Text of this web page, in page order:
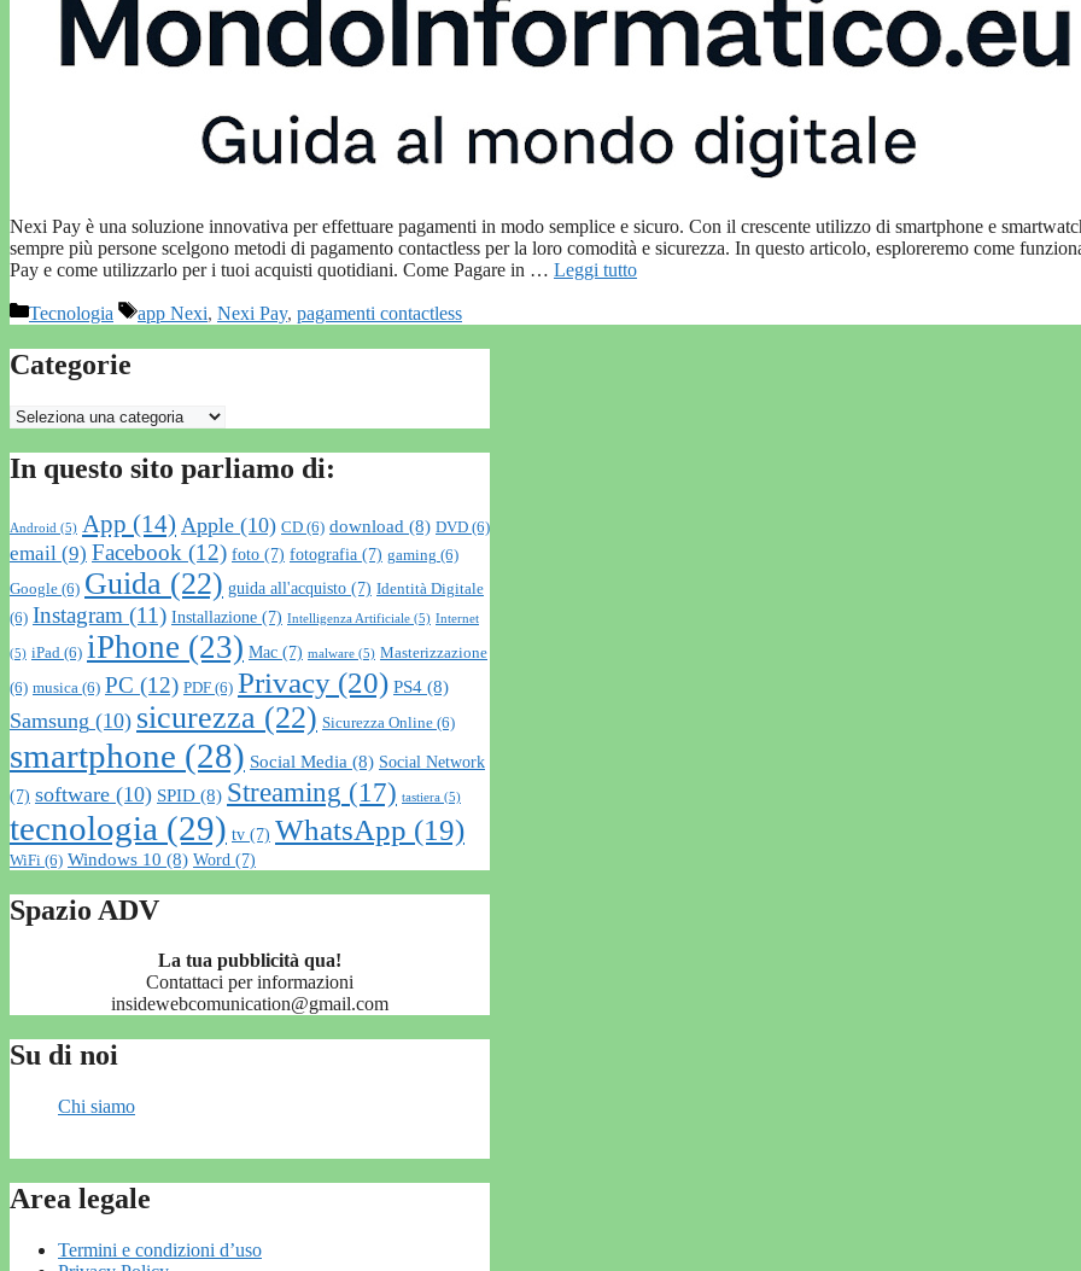
Nexi Pay è una soluzione innovativa per effettuare pagamenti in modo semplice e sicuro. Con il crescente utilizzo di smartphone e
sempre più persone scelgono metodi di pagamento contactless per la loro comodità e sicurezza. In questo articolo, esploreremo come
Pay e come utilizzarlo per i tuoi acquisti quotidiani. Come Pagare in … Leggi tutto
Categorie
Tecnologia Tag
app Nexi, Nexi Pay, pagamenti contactless
Categorie
Categorie
In questo sito parliamo di:
Android (5) App (14) Apple (10) CD (6) download (8) DVD (6)
email (9) Facebook (12) foto (7) fotografia (7) gaming (6)
Google (6) Guida (22) guida all'acquisto (7) Identità Digitale
(6) Instagram (11) Installazione (7) Intelligenza Artificiale (5) Internet
(5) iPad (6) iPhone (23) Mac (7) malware (5) Masterizzazione
(6) musica (6) PC (12) PDF (6) Privacy (20) PS4 (8)
Samsung (10) sicurezza (22) Sicurezza Online (6)
smartphone (28) Social Media (8) Social Network
(7) software (10) SPID (8) Streaming (17) tastiera (5)
tecnologia (29) tv (7) WhatsApp (19)
WiFi (6) Windows 10 (8) Word (7)
Spazio ADV
La tua pubblicità qua!
Contattaci per informazioni
insidewebcomunication@gmail.com
Su di noi
Chi siamo
Area legale
Termini e condizioni d’uso